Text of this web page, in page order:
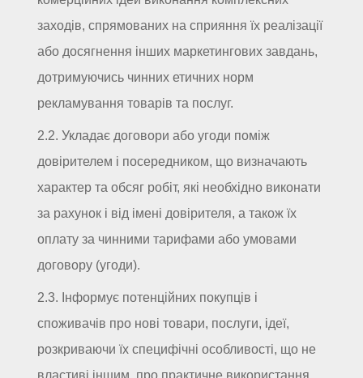
заходів, спрямованих на сприяння їх реалізації
або досягнення інших маркетингових завдань,
дотримуючись чинних етичних норм
рекламування товарів та послуг.
2.2. Укладає договори або угоди поміж
довірителем і посередником, що визначають
характер та обсяг робіт, які необхідно виконати
за рахунок і від імені довірителя, а також їх
оплату за чинними тарифами або умовами
договору (угоди).
2.3. Інформує потенційних покупців і
споживачів про нові товари, послуги, ідеї,
розкриваючи їх специфічні особливості, що не